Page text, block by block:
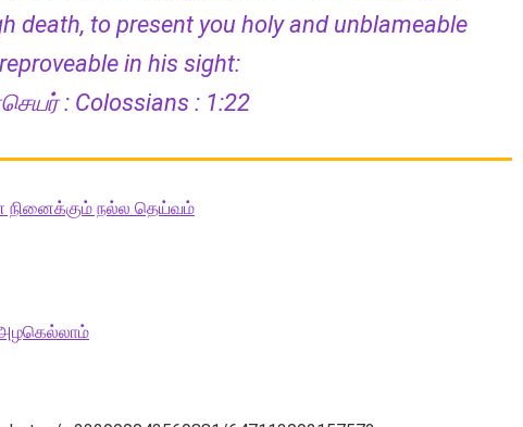
death, to present you holy and unblameable
in his sight:
: Colossians : 1:22
நினைக்கும் நல்ல தெய்வம்
அழகெல்லாம்